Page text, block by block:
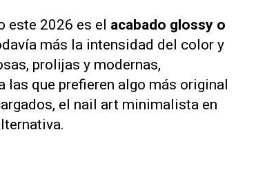
este 2026 es el acabado glossy o
más la intensidad del color y
prolijas y modernas,
que prefieren algo más original
el nail art minimalista en